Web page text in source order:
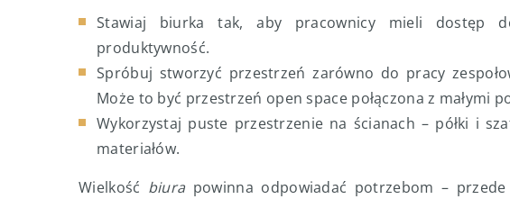
Stawiaj biurka tak, aby pracownicy mieli dostęp
produktywność.
Spróbuj stworzyć przestrzeń zarówno do pracy
Może to być przestrzeń open space połączona z małymi
Wykorzystaj puste przestrzenie na ścianach – półki i
materiałów.
Wielkość biura powinna odpowiadać potrzebom –